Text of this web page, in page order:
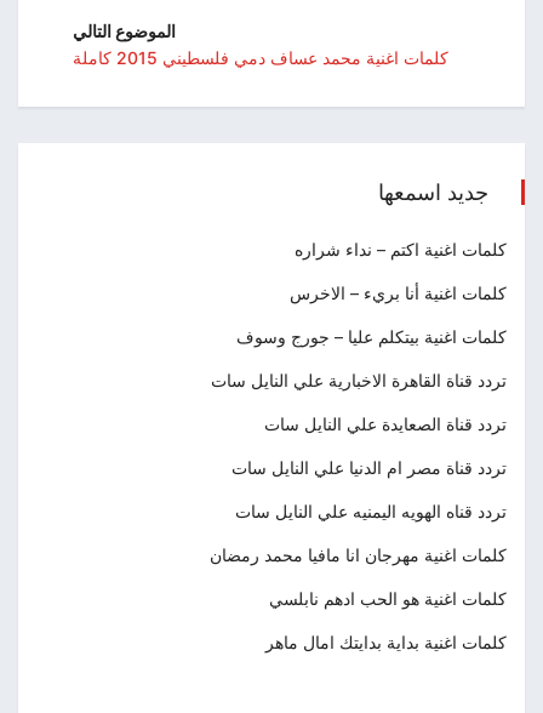
الموضوع التالي
كلمات اغنية محمد عساف دمي فلسطيني 2015 كاملة
جديد اسمعها
كلمات اغنية اكتم – نداء شراره
كلمات اغنية أنا بريء – الاخرس
كلمات اغنية بيتكلم عليا – جورج وسوف
تردد قناة القاهرة الاخبارية علي النايل سات
تردد قناة الصعايدة علي النايل سات
تردد قناة مصر ام الدنيا علي النايل سات
تردد قناه الهويه اليمنيه علي النايل سات
كلمات اغنية مهرجان انا مافيا محمد رمضان
كلمات اغنية هو الحب ادهم نابلسي
كلمات اغنية بداية بدايتك امال ماهر